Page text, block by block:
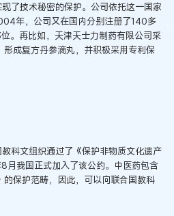
了技术秘密的保护。公司依托这一国家
年，公司又在国内分别注册了140多
。再比如，天津天士力制药有限公司采
成复方丹参滴丸，并积极采用专利保
文组织通过了《保护非物质文化遗产
月我国正式加入了该公约。中医药包含
保护范畴，因此，可以向联合国教科